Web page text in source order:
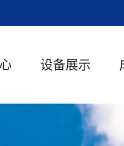
设备展示